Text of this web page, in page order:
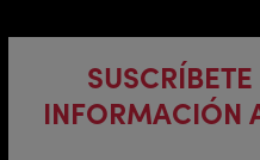
INFORMACIÓN